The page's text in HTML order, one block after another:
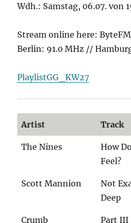
Wdh.: Samstag, 06.07. von
Stream online here: ByteFM
Berlin: 91.0 MHz //
PlaylistGG_KW27
Artist Track
The Nines
How
Feel?
Scott Mannion
Not
Deep
Crumb Part III